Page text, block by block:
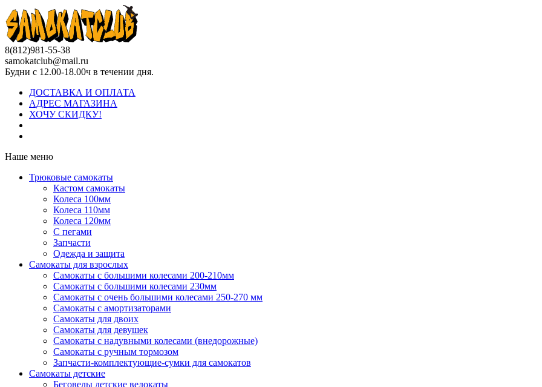
8(812)981-55-38
samokatclub@mail.ru
Будни с 12.00-18.00ч в течении дня.
ДОСТАВКА И ОПЛАТА
АДРЕС МАГАЗИНА
ХОЧУ СКИДКУ!
Наше меню
Трюковые самокаты
Кастом самокаты
Колеса 100мм
Колеса 110мм
Колеса 120мм
С пегами
Запчасти
Одежда и защита
Самокаты для взрослых
Самокаты с большими колесами 200-210мм
Самокаты с большими колесами 230мм
Самокаты с очень большими колесами 250-270 мм
Самокаты с амортизаторами
Самокаты для двоих
Самокаты для девушек
Самокаты с надувными колесами (внедорожные)
Самокаты с ручным тормозом
Запчасти-комплектующие-сумки для самокатов
Самокаты детские
Беговелы детские велокаты